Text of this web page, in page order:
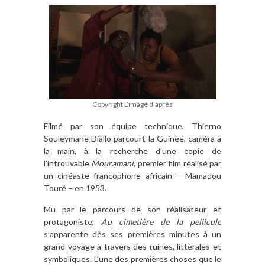
Copyright L’image d’après
Filmé par son équipe technique, Thierno
Souleymane Diallo parcourt la Guinée, caméra à
la main, à la recherche d’une copie de
l’introuvable Mouramani, premier film réalisé par
un cinéaste francophone africain – Mamadou
Touré – en 1953.
Mu par le parcours de son réalisateur et
protagoniste, Au cimetière de la pellicule
s’apparente dès ses premières minutes à un
grand voyage à travers des ruines, littérales et
symboliques. L’une des premières choses que le